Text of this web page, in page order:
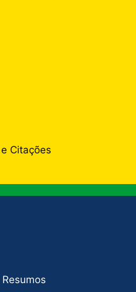
Citações